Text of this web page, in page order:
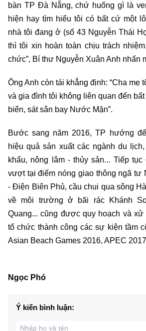
bàn TP Đà Nẵng, chứ huống gì là
hiện hay tìm hiểu tôi có bất cứ một
nhà tôi đang ở (số 43 Nguyễn Thái
thì tôi xin hoàn toàn chịu trách
chức”, Bí thư Nguyễn Xuân Anh nhấn
Ông Anh còn tái khẳng định: “Cha mẹ
và gia đình tôi không liên quan đến
biển, sát sân bay Nước Mặn”.
Bước sang năm 2016, TP hướng
hiệu quả sản xuất các ngành du
khẩu, nông lâm - thủy sản... Tiếp
vượt tại điểm nóng giao thông ngã tư
- Điện Biên Phủ, cầu chui qua sông
về môi trường ở bãi rác Khánh
Quang... cũng được quy hoạch và
tổ chức thành công các sự kiện tầm
Asian Beach Games 2016, APEC
Ngọc Phó
Ý kiến bình luận: